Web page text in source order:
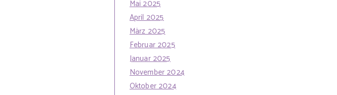
Mai 2025
April 2025
März 2025
Februar 2025
Januar 2025
November 2024
Oktober 2024